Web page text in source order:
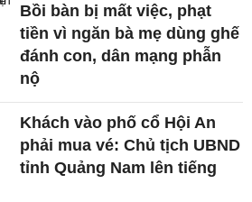
Bồi bàn bị mất việc, phạt
tiền vì ngăn bà mẹ dùng ghế
đánh con, dân mạng phẫn
nộ
Khách vào phố cổ Hội An
phải mua vé: Chủ tịch UBND
tỉnh Quảng Nam lên tiếng